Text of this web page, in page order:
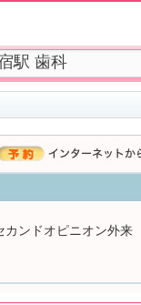
カンドオピニオン外来